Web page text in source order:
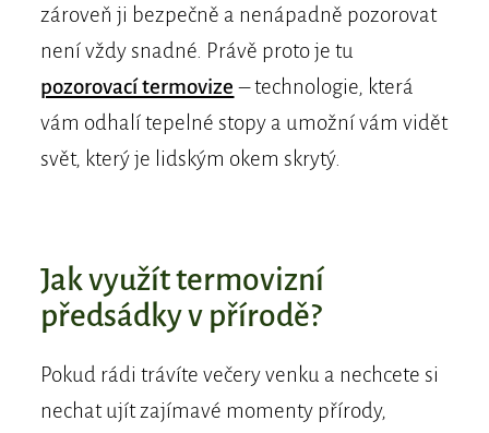
zároveň ji bezpečně a nenápadně pozorovat
není vždy snadné. Právě proto je tu
pozorovací termovize – technologie, která
vám odhalí tepelné stopy a umožní vám vidět
svět, který je lidským okem skrytý.
Jak využít termovizní
předsádky v přírodě?
Pokud rádi trávíte večery venku a nechcete si
nechat ujít zajímavé momenty přírody,